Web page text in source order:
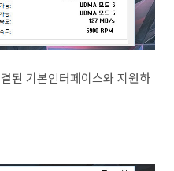
된 기본인터페이스와 지원하